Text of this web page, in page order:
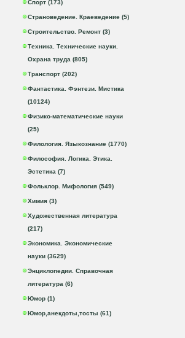
Спорт (173)
Страноведение. Краеведение (5)
Строительство. Ремонт (3)
Техника. Технические науки.
Охрана труда (805)
Транспорт (202)
Фантастика. Фэнтези. Мистика
(10124)
Физико-математические науки
(25)
Филология. Языкознание (1770)
Философия. Логика. Этика.
Эстетика (7)
Фольклор. Мифология (549)
Химия (3)
Художественная литература
(217)
Экономика. Экономические
науки (3629)
Энциклопедии. Справочная
литература (6)
Юмор (1)
Юмор,анекдоты,тосты (61)